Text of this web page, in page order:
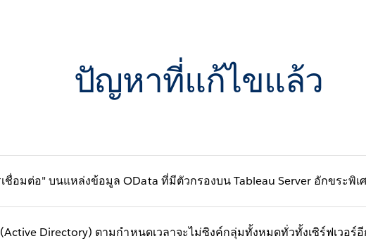
ปัญหาที่แก้ไขแล้ว
ชื่อมต่อ" บนแหล่งข้อมูล OData ที่มีตัวกรองบน ​Tableau Server อักขระพิ
Directory) ตามกำหนดเวลาจะไม่ซิงค์กลุ่มทั้งหมดทั่วทั้งเซิร์ฟเวอร์